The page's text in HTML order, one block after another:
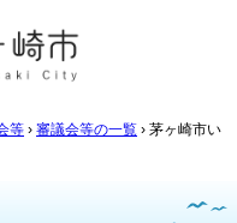
等 › 審議会等の一覧 › 茅ヶ崎市い